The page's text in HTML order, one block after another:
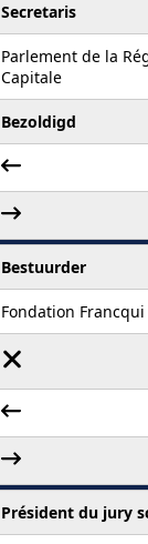
Secretaris
Parlement de la
Capitale
Bezoldigd
Bestuurder
Fondation Francqui
Président du jury